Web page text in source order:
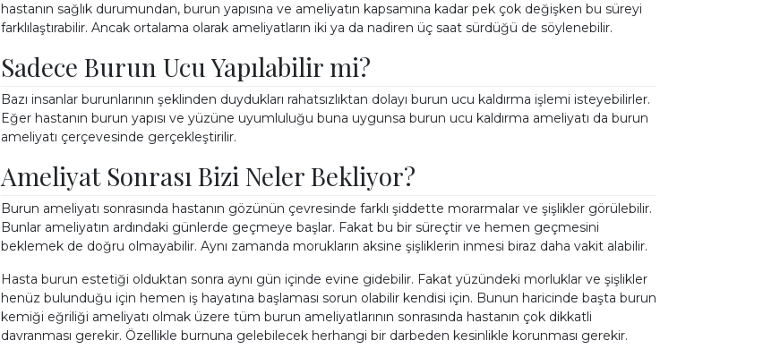
hastanın sağlık durumundan, burun yapısına ve ameliyatın kapsamına kadar pek çok değişken bu süreyi
farklılaştırabilir. Ancak ortalama olarak ameliyatların iki ya da nadiren üç saat sürdüğü de söylenebilir.
Sadece Burun Ucu Yapılabilir mi?
Bazı insanlar burunlarının şeklinden duydukları rahatsızlıktan dolayı burun ucu kaldırma işlemi isteyebilirler.
Eğer hastanın burun yapısı ve yüzüne uyumluluğu buna uygunsa burun ucu kaldırma ameliyatı da burun
ameliyatı çerçevesinde gerçekleştirilir.
Ameliyat Sonrası Bizi Neler Bekliyor?
Burun ameliyatı sonrasında hastanın gözünün çevresinde farklı şiddette morarmalar ve şişlikler görülebilir.
Bunlar ameliyatın ardındaki günlerde geçmeye başlar. Fakat bu bir süreçtir ve hemen geçmesini
beklemek de doğru olmayabilir. Aynı zamanda morukların aksine şişliklerin inmesi biraz daha vakit alabilir.
Hasta burun estetiği olduktan sonra aynı gün içinde evine gidebilir. Fakat yüzündeki morluklar ve şişlikler
henüz bulunduğu için hemen iş hayatına başlaması sorun olabilir kendisi için. Bunun haricinde başta burun
kemiği eğriliği ameliyatı olmak üzere tüm burun ameliyatlarının sonrasında hastanın çok dikkatli
davranması gerekir. Özellikle burnuna gelebilecek herhangi bir darbeden kesinlikle korunması gerekir.